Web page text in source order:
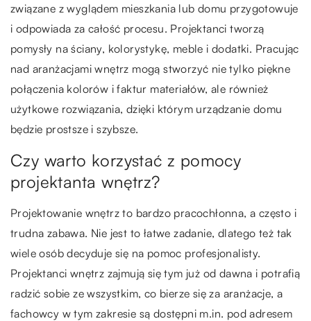
związane z wyglądem mieszkania lub domu przygotowuje
i odpowiada za całość procesu. Projektanci tworzą
pomysły na ściany, kolorystykę, meble i dodatki. Pracując
nad aranżacjami wnętrz mogą stworzyć nie tylko piękne
połączenia kolorów i faktur materiałów, ale również
użytkowe rozwiązania, dzięki którym urządzanie domu
będzie prostsze i szybsze.
Czy warto korzystać z pomocy
projektanta wnętrz?
Projektowanie wnętrz to bardzo pracochłonna, a często i
trudna zabawa. Nie jest to łatwe zadanie, dlatego też tak
wiele osób decyduje się na pomoc profesjonalisty.
Projektanci wnętrz zajmują się tym już od dawna i potrafią
radzić sobie ze wszystkim, co bierze się za aranżacje, a
fachowcy w tym zakresie są dostępni m.in. pod adresem